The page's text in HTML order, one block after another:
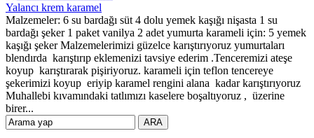
Yalancı krem karamel
Malzemeler: 6 su bardağı süt 4 dolu yemek kaşığı nişasta 1 su
bardağı şeker 1 paket vanilya 2 adet yumurta karameli için: 5 yemek
kaşığı şeker Malzemelerimizi güzelce karıştırıyoruz yumurtaları
blendırda karıştırıp eklemenizi tavsiye ederim .Tenceremizi ateşe
koyup karıştırarak pişiriyoruz. karameli için teflon tencereye
şekerimizi koyup eriyip karamel rengini alana kadar karıştırıyoruz
Muhallebi kıvamındaki tatlımızı kaselere boşaltıyoruz , üzerine
birer...